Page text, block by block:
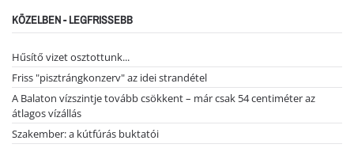
KÖZELBEN - LEGFRISSEBB
Hűsítő vizet osztottunk...
Friss "pisztrángkonzerv" az idei strandétel
A Balaton vízszintje tovább csökkent – már csak 54 centiméter az
átlagos vízállás
Szakember: a kútfúrás buktatói